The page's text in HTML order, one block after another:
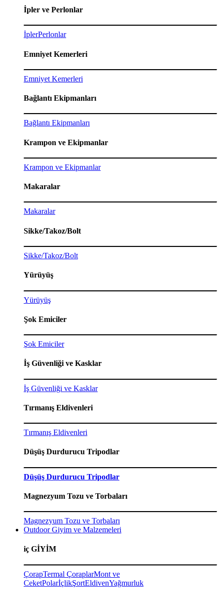
İpler ve Perlonlar
İplerPerlonlar
Emniyet Kemerleri
Emniyet Kemerleri
Bağlantı Ekipmanları
Bağlantı Ekipmanları
Krampon ve Ekipmanlar
Krampon ve Ekipmanlar
Makaralar
Makaralar
Sikke/Takoz/Bolt
Sikke/Takoz/Bolt
Yürüyüş
Yürüyüş
Şok Emiciler
Şok Emiciler
İş Güvenliği ve Kasklar
İş Güvenliği ve Kasklar
Tırmanış Eldivenleri
Tırmanış Eldivenleri
Düşüş Durdurucu Tripodlar
Düşüş Durdurucu Tripodlar
Magnezyum Tozu ve Torbaları
Magnezyum Tozu ve Torbaları
Outdoor Giyim ve Malzemeleri
iç GİYİM
ÇorapTermal ÇoraplarMont ve
CeketPolarİçlikŞortEldivenYağmurluk